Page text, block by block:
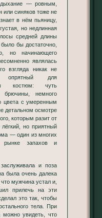
— ровным,
синяков тоже не
в нём пьяницу,
но недлинная
средней длины
бы достаточно,
но начинающего
являлась
взгляда никак не
опрятный для
костюм: чуть
брючины, немного
цвета с умеренным
детальном осмотре
которым разит от
но приятный
— один из многих
рынке запахов и
была очень далека
мужчина устал и,
прилечь на эти
это так, чтобы
тела. При
увидеть, что